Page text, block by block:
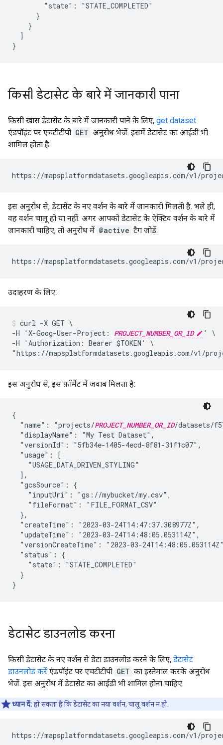
        "state": "STATE_COMPLETED"
      }
    }
  ]
किसी डेटासेट के बारे में जानकारी पाना
किसी खास डेटासेट के बारे में जानकारी पाने के लिए, get dataset
एंडपॉइंट पर एचटीटीपी GET अनुरोध भेजें. इसमें डेटासेट का आईडी भी
शामिल होता है:
https://mapsplatformdatasets.googleapis.com/v1/
इस अनुरोध से, डेटासेट के नए वर्शन के बारे में जानकारी मिलती है. भले ही,
वह वर्शन चालू हो या नहीं. अगर आपको डेटासेट के ऐक्टिव वर्शन के बारे में
जानकारी चाहिए, तो अनुरोध में @active टैग जोड़ें:
https://mapsplatformdatasets.googleapis.com/v1/
उदाहरण के लिए:
curl -X GET \
-H 'X-Goog-User-Project: PROJECT_NUMBER_OR_ID
' \
-H 'Authorization: Bearer $TOKEN' \
"https://mapsplatformdatasets.googleapis.com/v1/
इस अनुरोध से, इस फ़ॉर्मैट में जवाब मिलता है:
{
  "name": "projects/
PROJECT_NUMBER_OR_ID/datasets/
  "displayName": "My Test Dataset",
  "versionId": "5fb34e-1405-4ecd-8f81-31f1c07",
  "usage": [
    "USAGE_DATA_DRIVEN_STYLING"
  ],
  "gcsSource": {
    "inputUri": "gs://mybucket/my.csv",
    "fileFormat": "FILE_FORMAT_CSV"
  },
  "createTime": "2023-03-24T14:47:37.308977Z",
  "updateTime": "2023-03-24T14:48:05.053114Z",
"versionCreateTime": "2023-03-
  "status": {
    "state": "STATE_COMPLETED"
  }
डेटासेट डाउनलोड करना
किसी डेटासेट के नए वर्शन से डेटा डाउनलोड करने के लिए, डेटासेट
डाउनलोड करें एंडपॉइंट पर एचटीटीपी GET का इस्तेमाल करके अनुरोध
भेजें. इस अनुरोध में डेटासेट का आईडी भी शामिल होना चाहिए:
ध्यान दें: हो सकता है कि डेटासेट का नया वर्शन, चालू वर्शन न हो.
https://mapsplatformdatasets.googleapis.com/v1/